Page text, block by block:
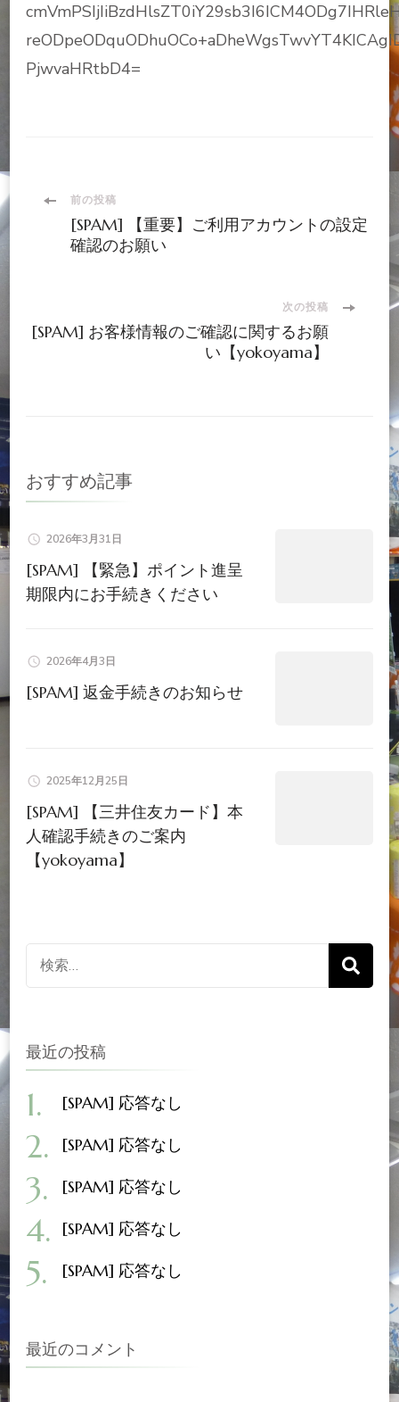
PjwvaHRtbD4=
投
ビ
シ
ョ
ン
前の投稿
[SPAM] 【重要】ご利用アカウントの設定
確認のお願い
次の投稿
[SPAM] お客様情報のご確認に関するお願
い【yokoyama】
おすすめ記事
2026年3月31日
[SPAM] 【緊急】ポイント進呈
期限内にお手続きください
2026年4月3日
[SPAM] 返金手続きのお知らせ
2025年12月25日
[SPAM] 【三井住友カード】本
人確認手続きのご案内
【yokoyama】
索
象:
最近の投稿
[SPAM] 応答なし
[SPAM] 応答なし
[SPAM] 応答なし
[SPAM] 応答なし
[SPAM] 応答なし
最近のコメント